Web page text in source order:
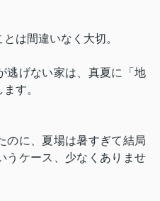
は間違いなく大切。
逃げない家は、真夏に「地
す。
のに、夏場は暑すぎて結局
うケース、少なくありませ